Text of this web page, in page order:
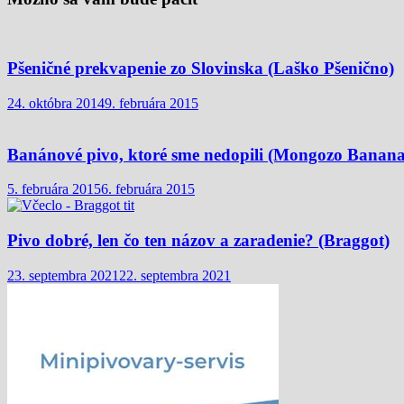
Pšeničné prekvapenie zo Slovinska (Laško Pšenično)
24. októbra 20149. februára 2015
Banánové pivo, ktoré sme nedopili (Mongozo
5. februára 20156. februára 2015
Pivo dobré, len čo ten názov a zaradenie? (Braggot)
23. septembra 2021 22. septembra 2021